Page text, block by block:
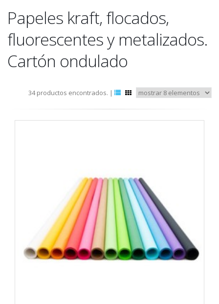
Papeles kraft, flocados,
fluorescentes y metalizados.
Cartón ondulado
34 productos encontrados. |